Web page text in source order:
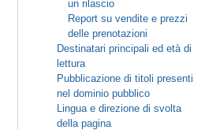
un rilascio
Report su vendite e prezzi
delle prenotazioni
Destinatari principali ed età di
lettura
Pubblicazione di titoli presenti
nel dominio pubblico
Lingua e direzione di svolta
della pagina